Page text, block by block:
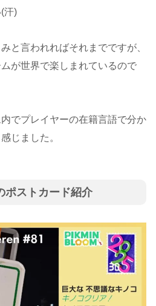
汗)
と言われればそれまでですが、
が世界で楽しまれているので
でプレイヤーの在籍言語で分か
じました。
ポストカード紹介